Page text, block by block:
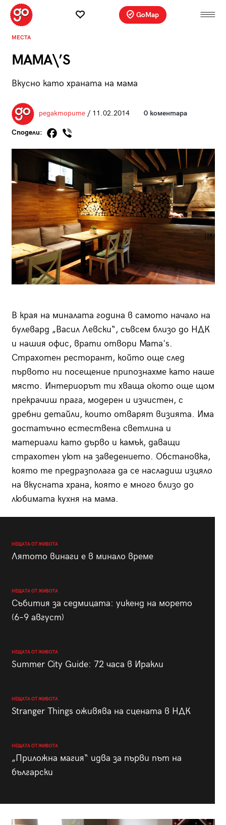
GoMap
МЕСТА
MAMA\’S
Вкусно като храната на мама
редакторите/ 11.02.2014 0 коментара
Сподели:
В края на миналата година в самото начало на
булевард „Васил Левски“, съвсем близо до НДК
и нашия офис, врати отвори Mama's.
Страхотен ресторант, който още след
първото ни посещение припознахме като наше
място. Интериорът ти хваща окото още щом
прекрачиш прага, модерен и изчистен, с
дребни детайли, които отварят визията. Има
достатъчно естествена светлина и
материали като дърво и камък, даващи
страхотен уют на заведението. Обстановка,
която те предразполага да се насладиш изцяло
на вкусната храна, която е много близо до
любимата кухня на мама.
НЕЩАТА ОТ ЖИВОТА
Лятото винаги е в минало време
НЕЩАТА ОТ ЖИВОТА
Събития за седмицата: уикенд на морето
(6–9 август)
НЕЩАТА ОТ ЖИВОТА
Summer City Guide: 72 часа в Иракли
НЕЩАТА ОТ ЖИВОТА
Stranger Things оживява на сцената в НДК
НЕЩАТА ОТ ЖИВОТА
„Приложна магия“ идва за първи път на
български